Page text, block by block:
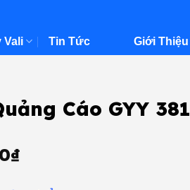
Vali Tin Tức Giới Thiệu
Cáo GYY 381
₫